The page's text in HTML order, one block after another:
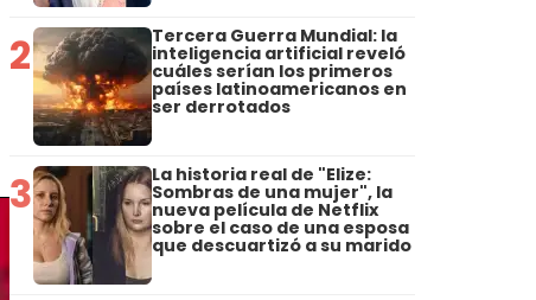
2 Tercera Guerra Mundial: la
inteligencia artificial reveló
cuáles serían los primeros
países latinoamericanos en
ser derrotados
3 La historia real de "Elize:
Sombras de una mujer", la
nueva película de Netflix
sobre el caso de una esposa
que descuartizó a su marido